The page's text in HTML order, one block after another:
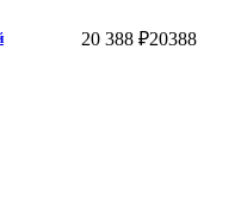
20 388 ₽20388